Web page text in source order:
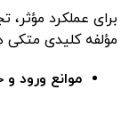
برای عملکرد مؤثر،
مؤلفه کلیدی
موانع ورود و